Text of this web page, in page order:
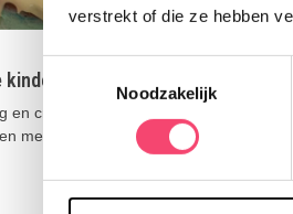
verstrekt of die ze hebben
Noodzakelijk
en creatief kinderfeestje
met SterrePracht uit
8.2
Eropuit
Ga
de